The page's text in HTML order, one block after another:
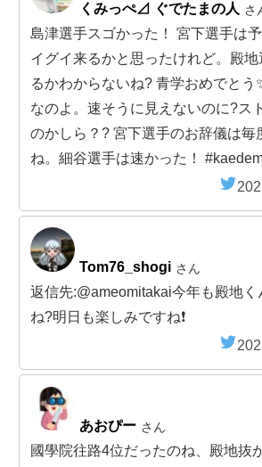
くみっぺ⊿ ぐでたまの人 さ
島津選手スゴかった！ 宮下選手は
イグイ来るかと思ったけれど。殿
るかわからないね? 青学おめでとう
なのよ。速そうに見えないのに?ス
のかしら？? 宮下選手のお辞儀は毎
ね。細谷選手は速かった！
Tom76_shogi さん
返信先:@ameomitakai今年も殿地く
ね?明日も楽しみですね❗️
あおぴー さん
國學院往路4位だったのね、殿地抜